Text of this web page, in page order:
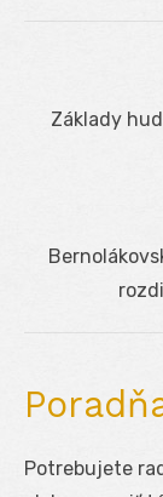
Previous
Základy
Next
Potrebujete